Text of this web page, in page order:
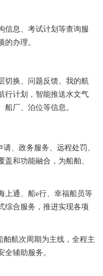
信息、考试计划等查询服
办理。
切换、问题反馈、我的航
行计划，智能推送水文气
厂、泊位等信息。
、政务服务、远程处罚、
和功能融合，为船舶、
上通、船e行、幸福船员等
综合服务，推进实现各项
舶航次周期为主线，全程主
辅助服务。